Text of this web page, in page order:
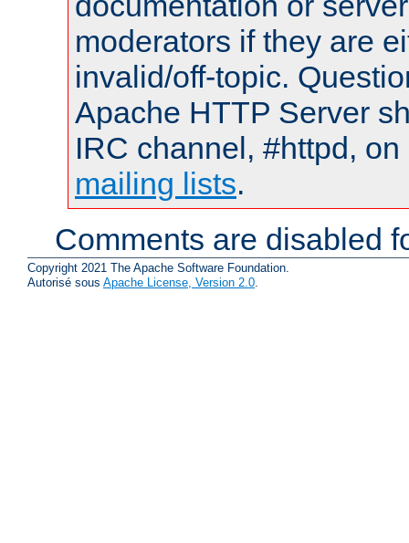
moderators if they are
invalid/off-topic.
Apache HTTP Server
IRC channel, #httpd,
mailing lists.
Comments are disabled
Copyright 2021 The Apache Software Foundation.
Autorisé sous Apache License, Version 2.0.